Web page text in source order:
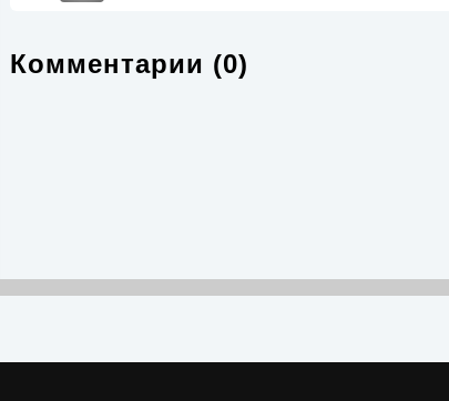
Комментарии (0)